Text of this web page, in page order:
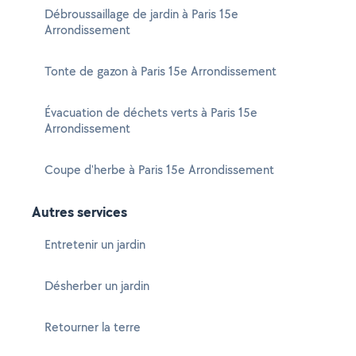
Débroussaillage de jardin à Paris 15e
Arrondissement
Tonte de gazon à Paris 15e Arrondissement
Évacuation de déchets verts à Paris 15e
Arrondissement
Coupe d'herbe à Paris 15e Arrondissement
Autres services
Entretenir un jardin
Désherber un jardin
Retourner la terre